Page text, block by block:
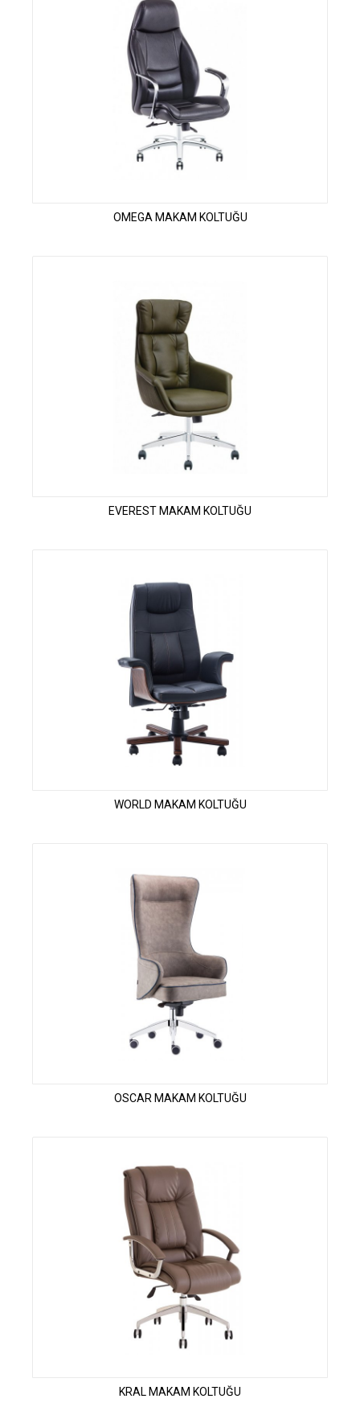
OMEGA MAKAM KOLTUĞU
EVEREST MAKAM KOLTUĞU
WORLD MAKAM KOLTUĞU
OSCAR MAKAM KOLTUĞU
KRAL MAKAM KOLTUĞU